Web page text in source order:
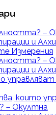
–
и
Измерения
–
и
които
– Окултна